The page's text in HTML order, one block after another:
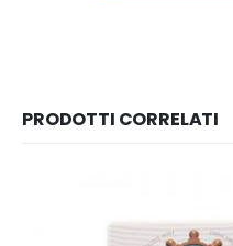
PRODOTTI CORRELATI